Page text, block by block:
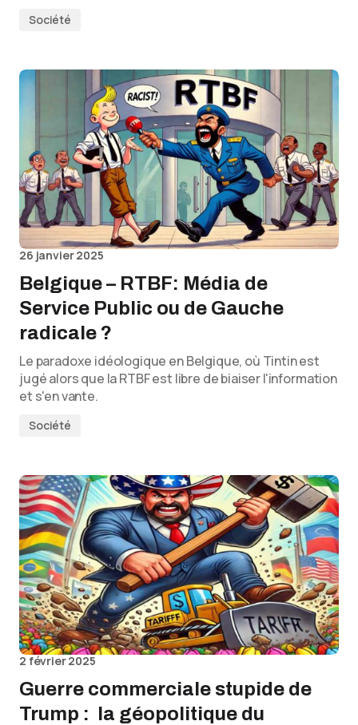
Société
26 janvier 2025
Belgique – RTBF: Média de
Service Public ou de Gauche
radicale ?
Le paradoxe idéologique en Belgique, où Tintin est
jugé alors que la RTBF est libre de biaiser l'information
et s'en vante.
Société
2 février 2025
Guerre commerciale stupide de
Trump : la géopolitique du